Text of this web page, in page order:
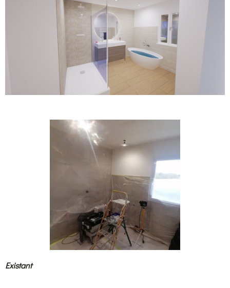
Existant